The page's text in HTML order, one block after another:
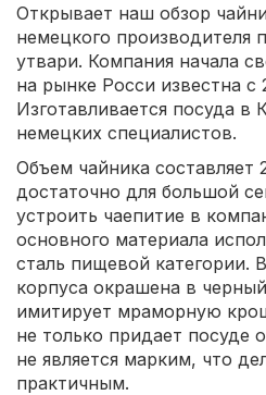
Открывает наш обзор
немецкого производителя
утвари. Компания начала
на рынке Росси известна с
Изготавливается посуда в
немецких специалистов.
Объем чайника составляет
достаточно для большой
устроить чаепитие в
основного материала
сталь пищевой категории.
корпуса окрашена в
имитирует мраморную
не только придает посуде
не является марким, что
практичным.